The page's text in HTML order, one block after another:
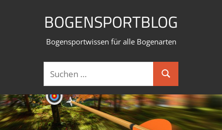
BOGENSPORTBLOG
Bogensportwissen für alle Bogenarten
Suchen
nach:
Suchen